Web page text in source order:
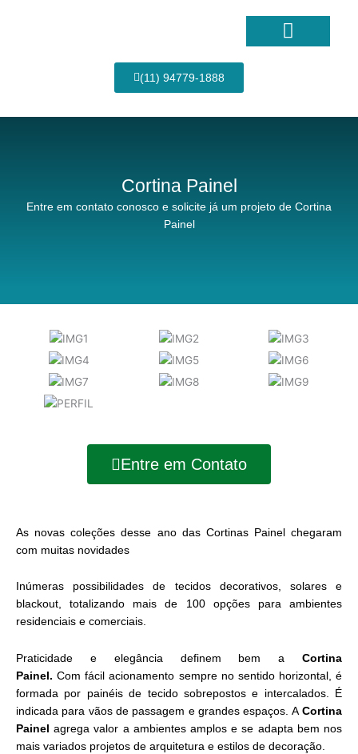
(11) 94779-1888
Cortina Painel
Entre em contato conosco e solicite já um projeto de Cortina
Painel
Entre em Contato
As novas coleções desse ano das Cortinas Painel chegaram
com muitas novidades
Inúmeras possibilidades de tecidos decorativos, solares e
blackout, totalizando mais de 100 opções para ambientes
residenciais e comerciais.
Praticidade e elegância definem bem a Cortina
Painel.Com fácil acionamento sempre no sentido horizontal, é
formada por painéis de tecido sobrepostos e intercalados. É
indicada para vãos de passagem e grandes espaços. A Cortina
Painel agrega valor a ambientes amplos e se adapta bem nos
mais variados projetos de arquitetura e estilos de decoração.